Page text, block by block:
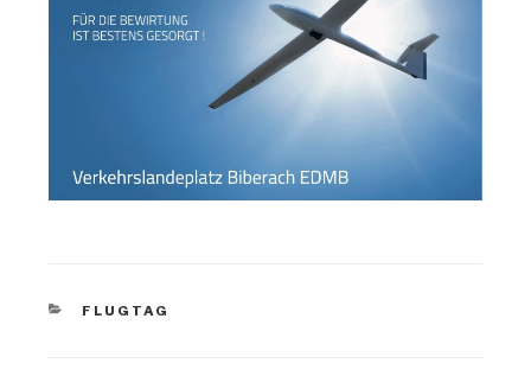
KATEGORIEN
FLUGTAG